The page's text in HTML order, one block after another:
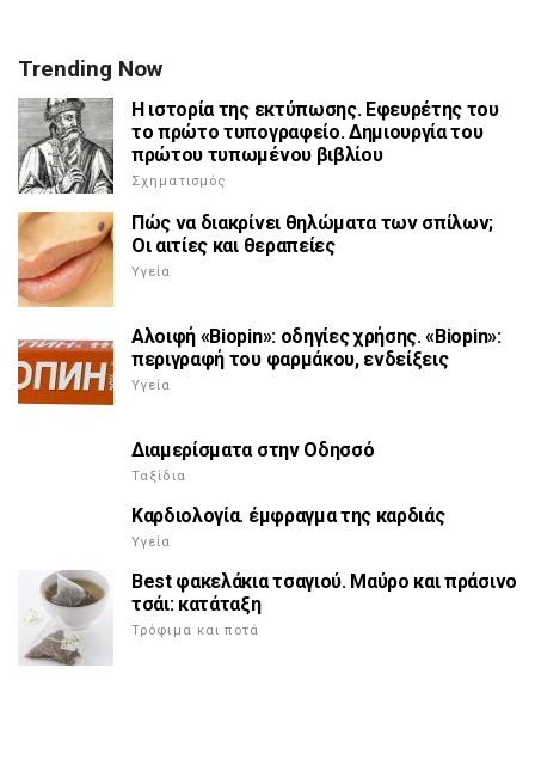
Trending Now
Η ιστορία της εκτύπωσης. Εφευρέτης του
το πρώτο τυπογραφείο. Δημιουργία του
πρώτου τυπωμένου βιβλίου
Σχηματισμός
Πώς να διακρίνει θηλώματα των σπίλων;
Οι αιτίες και θεραπείες
Υγεία
Αλοιφή «Biopin»: οδηγίες χρήσης. «Biopin»:
περιγραφή του φαρμάκου, ενδείξεις
Υγεία
Διαμερίσματα στην Οδησσό
Ταξίδια
Καρδιολογία. έμφραγμα της καρδιάς
Υγεία
Best φακελάκια τσαγιού. Μαύρο και πράσινο
τσάι: κατάταξη
Τρόφιμα και ποτά